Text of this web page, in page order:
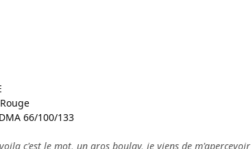
66/100/133
c'est le mot, un gros boulay, je viens de